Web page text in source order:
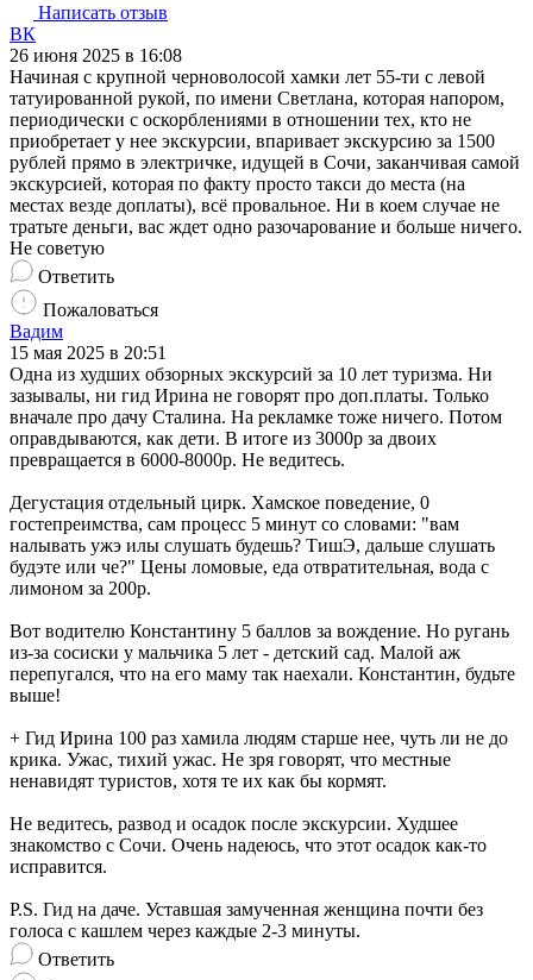
Написать отзыв
ВК
26 июня 2025 в 16:08
Начиная с крупной черноволосой хамки лет 55-ти с левой
татуированной рукой, по имени Светлана, которая напором,
периодически с оскорблениями в отношении тех, кто не
приобретает у нее экскурсии, впаривает экскурсию за 1500
рублей прямо в электричке, идущей в Сочи, заканчивая самой
экскурсией, которая по факту просто такси до места (на
местах везде доплаты), всё провальное. Ни в коем случае не
тратьте деньги, вас ждет одно разочарование и больше ничего.
Не советую
Ответить
Пожаловаться
Вадим
15 мая 2025 в 20:51
Одна из худших обзорных экскурсий за 10 лет туризма. Ни
зазывалы, ни гид Ирина не говорят про доп.платы. Только
вначале про дачу Сталина. На рекламке тоже ничего. Потом
оправдываются, как дети. В итоге из 3000р за двоих
превращается в 6000-8000р. Не ведитесь.
Дегустация отдельный цирк. Хамское поведение, 0
гостепреимства, сам процесс 5 минут со словами: "вам
налывать ужэ илы слушать будешь? ТишЭ, дальше слушать
будэте или че?" Цены ломовые, еда отвратительная, вода с
лимоном за 200р.
Вот водителю Константину 5 баллов за вождение. Но ругань
из-за сосиски у мальчика 5 лет - детский сад. Малой аж
перепугался, что на его маму так наехали. Константин, будьте
выше!
+ Гид Ирина 100 раз хамила людям старше нее, чуть ли не до
крика. Ужас, тихий ужас. Не зря говорят, что местные
ненавидят туристов, хотя те их как бы кормят.
Не ведитесь, развод и осадок после экскурсии. Худшее
знакомство с Сочи. Очень надеюсь, что этот осадок как-то
исправится.
P.S. Гид на даче. Уставшая замученная женщина почти без
голоса с кашлем через каждые 2-3 минуты.
Ответить